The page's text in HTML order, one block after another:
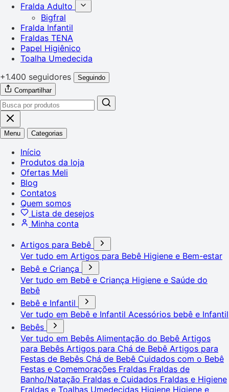
Fralda Adulto
Bigfral
Fralda Infantil
Fraldas TENA
Papel Higiênico
Toalha Umedecida
+1.400 seguidores
Seguindo
Compartilhar
Menu Categorias
Início
Produtos da loja
Ofertas Meli
Blog
Contatos
Quem somos
Lista de desejos
Minha conta
Artigos para Bebê
Ver tudo em Artigos para Bebê Higiene e Bem-estar
Bebê e Criança
Ver tudo em Bebê e Criança Higiene e Saúde do
Bebê
Bebê e Infantil
Ver tudo em Bebê e Infantil Acessórios bebê e Infantil
Bebês
Ver tudo em Bebês Alimentação do Bebê Artigos
para Bebês Artigos para Chá de Bebê Artigos para
Festas de Bebês Chá de Bebê Cuidados com o Bebê
Festas e Comemorações Fraldas Fraldas de
Banho/Natação Fraldas e Cuidados Fraldas e Higiene
Fraldas e Toalhas Umedecidas Higiene Higiene e